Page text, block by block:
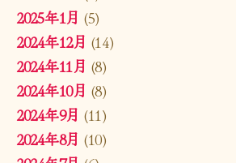
2025年1月 (5)
2024年12月 (14)
2024年11月 (8)
2024年10月 (8)
2024年9月 (11)
2024年8月 (10)